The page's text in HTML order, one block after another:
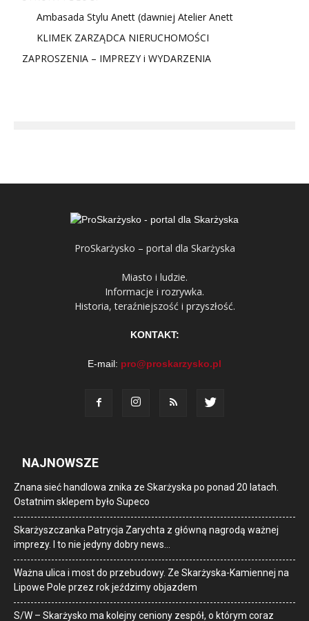
Ambasada Stylu Anett (dawniej Atelier Anett
KLIMEK ZARZĄDCA NIERUCHOMOŚCI
ZAPROSZENIA – IMPREZY i WYDARZENIA
ProSkarżysko – portal dla Skarżyska
Miasto i ludzie.
Informacje i rozrywka.
Historia, teraźniejszość i przyszłość.
KONTAKT:
E-mail: pro@proskarzysko.pl
NAJNOWSZE
Znana sieć handlowa znika ze Skarżyska po ponad 20 latach.
Ostatnim sklepem było Supeco
Skarżyszczanka Patrycja Zarychta z główną nagrodą ważnej
imprezy. I to nie jedyny dobry news…
Ważna ulica i most do przebudowy. Ze Skarżyska-Kamiennej na
Lipowe Pole przez rok jeździmy objazdem
S/W – Skarżysko ma kolejny ceniony zespół, o którym coraz